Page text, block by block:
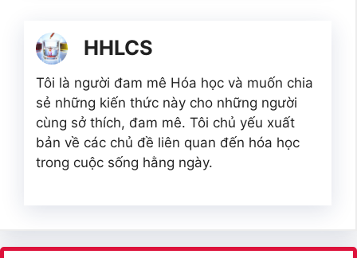
HHLCS
Tôi là người đam mê Hóa học và muốn chia
sẻ những kiến thức này cho những người
cùng sở thích, đam mê. Tôi chủ yếu xuất
bản về các chủ đề liên quan đến hóa học
trong cuộc sống hằng ngày.